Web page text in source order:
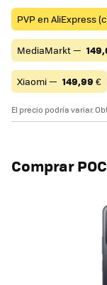
PVP en AliExpress
MediaMarkt —
Xiaomi — 149,99 €
El precio podría variar.
Comprar